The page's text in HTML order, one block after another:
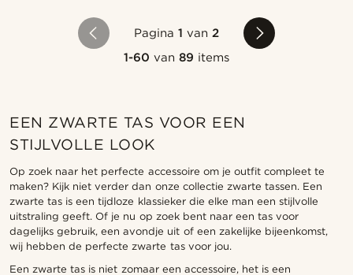
Pagina 1 van2
1-60 van89 items
EEN ZWARTE TAS VOOR EEN
STIJLVOLLE LOOK
Op zoek naar het perfecte accessoire om je outfit compleet te
maken? Kijk niet verder dan onze collectie zwarte tassen. Een
zwarte tas is een tijdloze klassieker die elke man een stijlvolle
uitstraling geeft. Of je nu op zoek bent naar een tas voor
dagelijks gebruik, een avondje uit of een zakelijke bijeenkomst,
wij hebben de perfecte zwarte tas voor jou.
Een zwarte tas is niet zomaar een accessoire, het is een